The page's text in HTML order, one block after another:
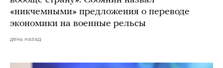
«никчемными» предложения о переводе
экономики на военные рельсы
день назад